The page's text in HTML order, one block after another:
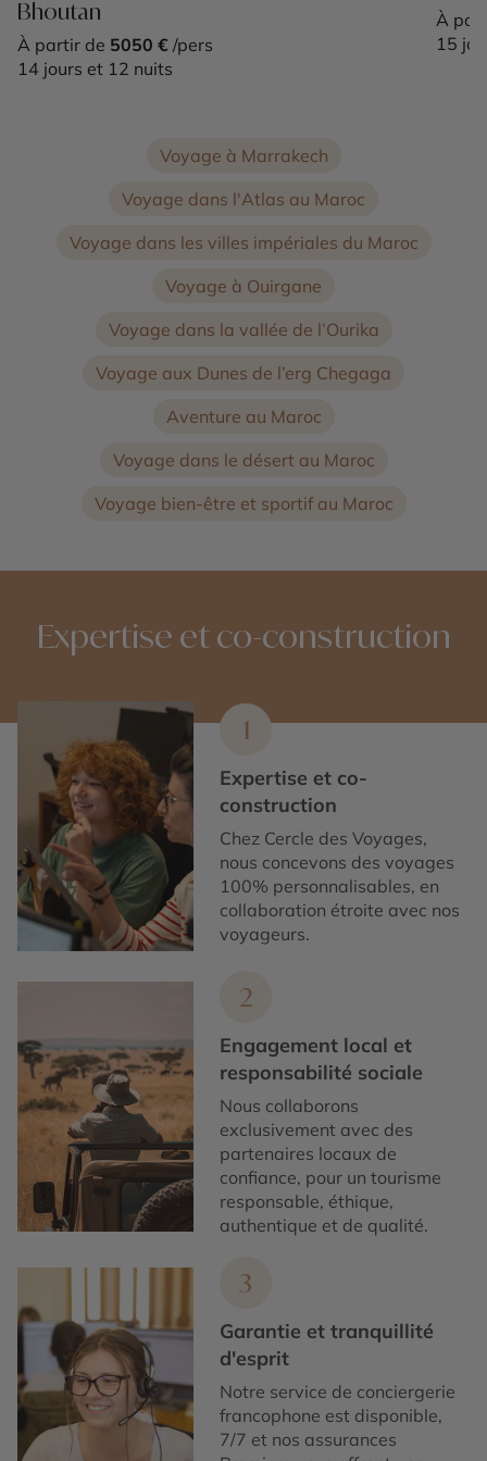
Bhoutan
À partir de 5050 € /pers
14 jours et 12 nuits
À
15
Voyage à Marrakech
Voyage dans l'Atlas au Maroc
Voyage dans les villes impériales du Maroc
Voyage à Ouirgane
Voyage dans la vallée de l’Ourika
Voyage aux Dunes de l’erg Chegaga
Aventure au Maroc
Voyage dans le désert au Maroc
Voyage bien-être et sportif au Maroc
Expertise et co-construction
1
Expertise et co-
construction
Chez Cercle des Voyages,
nous concevons des voyages
100% personnalisables, en
collaboration étroite avec nos
voyageurs.
2
Engagement local et
responsabilité sociale
Nous collaborons
exclusivement avec des
partenaires locaux de
confiance, pour un tourisme
responsable, éthique,
authentique et de qualité.
3
Garantie et tranquillité
d'esprit
Notre service de conciergerie
francophone est disponible,
7/7 et nos assurances